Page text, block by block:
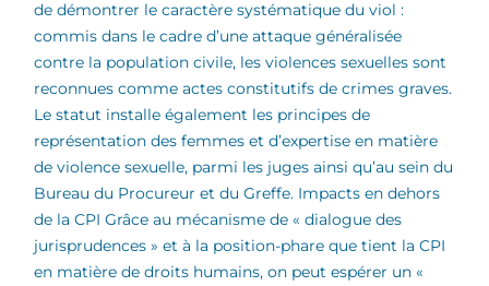
de démontrer le caractère systématique du viol :
commis dans le cadre d’une attaque généralisée
contre la population civile, les violences sexuelles sont
reconnues comme actes constitutifs de crimes graves.
Le statut installe également les principes de
représentation des femmes et d’expertise en matière
de violence sexuelle, parmi les juges ainsi qu’au sein du
Bureau du Procureur et du Greffe. Impacts en dehors
de la CPI Grâce au mécanisme de « dialogue des
jurisprudences » et à la position-phare que tient la CPI
en matière de droits humains, on peut espérer un «